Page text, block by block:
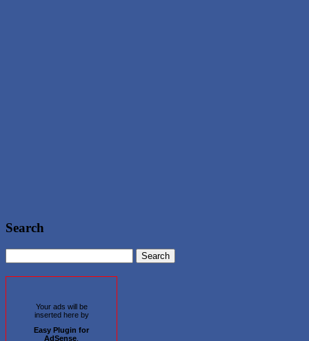
Search
Your ads will be
inserted here by
Easy Plugin for
AdSense